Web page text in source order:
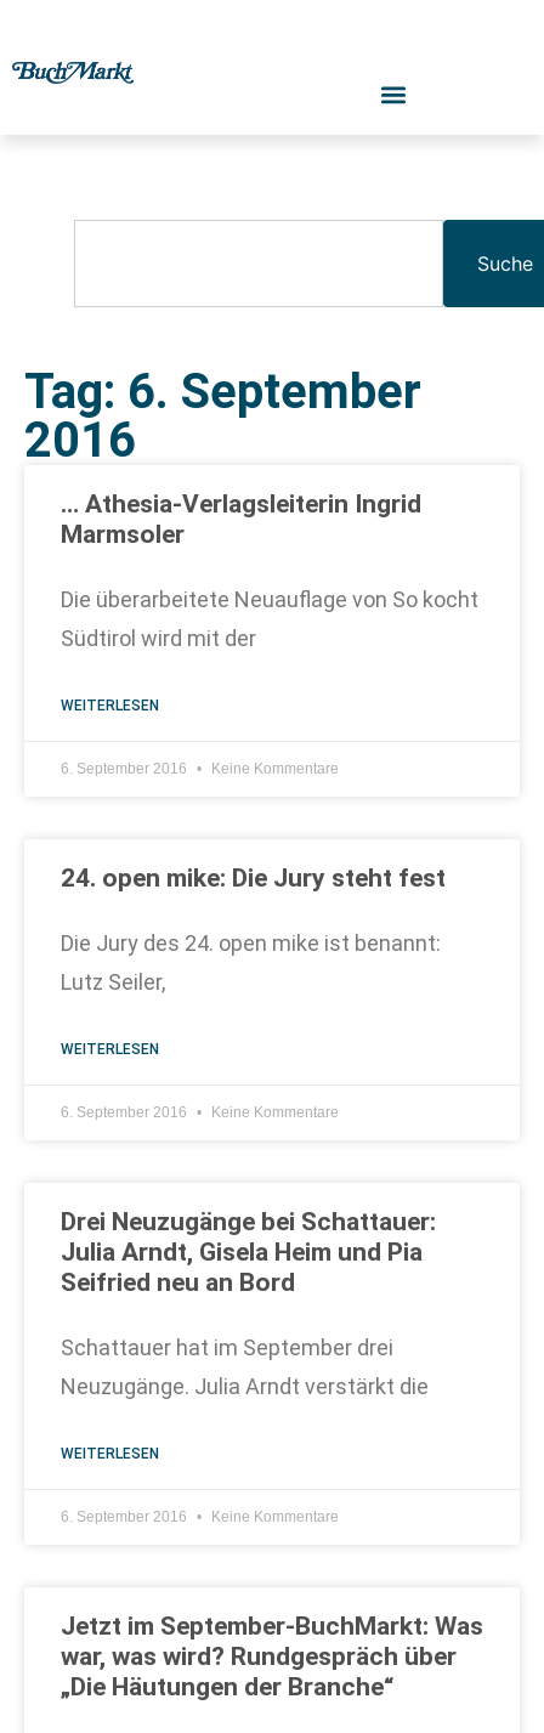
Suche
Tag: 6. September
2016
… Athesia-Verlagsleiterin Ingrid
Marmsoler
Die überarbeitete Neuauflage von So kocht
Südtirol wird mit der
WEITERLESEN
6. September 2016 Keine Kommentare
24. open mike: Die Jury steht fest
Die Jury des 24. open mike ist benannt:
Lutz Seiler,
WEITERLESEN
6. September 2016 Keine Kommentare
Drei Neuzugänge bei Schattauer:
Julia Arndt, Gisela Heim und Pia
Seifried neu an Bord
Schattauer hat im September drei
Neuzugänge. Julia Arndt verstärkt die
WEITERLESEN
6. September 2016 Keine Kommentare
Jetzt im September-BuchMarkt: Was
war, was wird? Rundgespräch über
„Die Häutungen der Branche“